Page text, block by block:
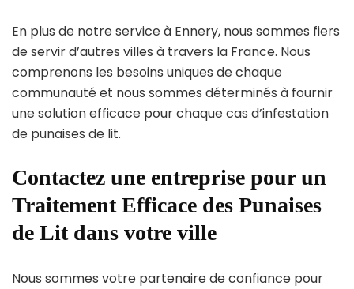
En plus de notre service à Ennery, nous sommes fiers
de servir d’autres villes à travers la France. Nous
comprenons les besoins uniques de chaque
communauté et nous sommes déterminés à fournir
une solution efficace pour chaque cas d’infestation
de punaises de lit.
Contactez une entreprise pour un
Traitement Efficace des Punaises
de Lit dans votre ville
Nous sommes votre partenaire de confiance pour